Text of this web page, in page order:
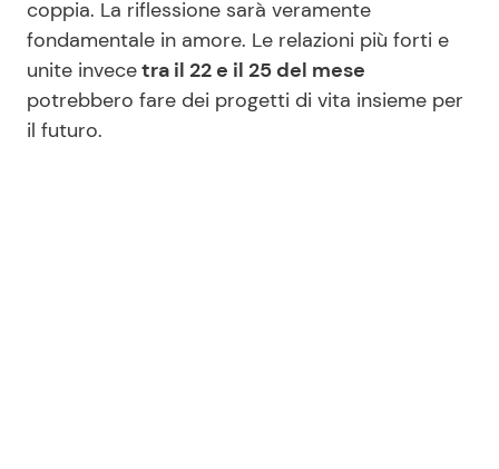
coppia. La riflessione sarà veramente
fondamentale in amore. Le relazioni più forti e
unite invecetra il 22 e il 25 del mese
potrebbero fare dei progetti di vita insieme per
il futuro.